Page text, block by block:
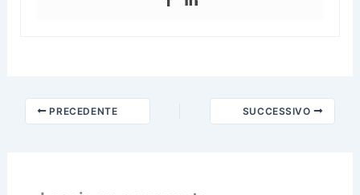
PRECEDENTE SUCCESSIVO